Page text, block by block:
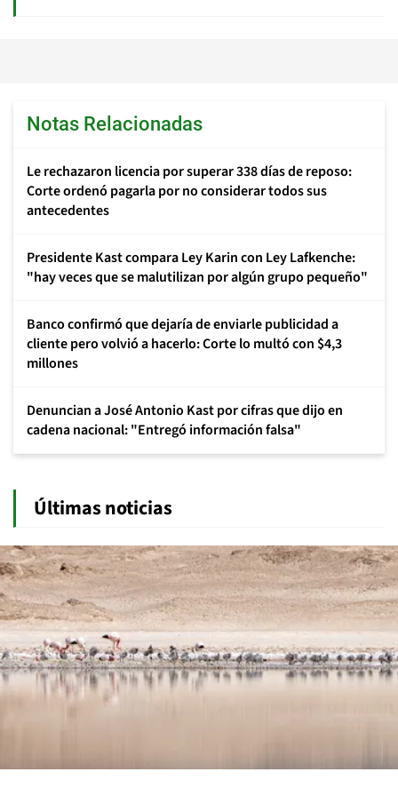
Notas Relacionadas
Le rechazaron licencia por superar 338 días de reposo:
Corte ordenó pagarla por no considerar todos sus
antecedentes
Presidente Kast compara Ley Karin con Ley Lafkenche:
"hay veces que se malutilizan por algún grupo pequeño"
Banco confirmó que dejaría de enviarle publicidad a
cliente pero volvió a hacerlo: Corte lo multó con $4,3
millones
Denuncian a José Antonio Kast por cifras que dijo en
cadena nacional: "Entregó información falsa"
Últimas noticias